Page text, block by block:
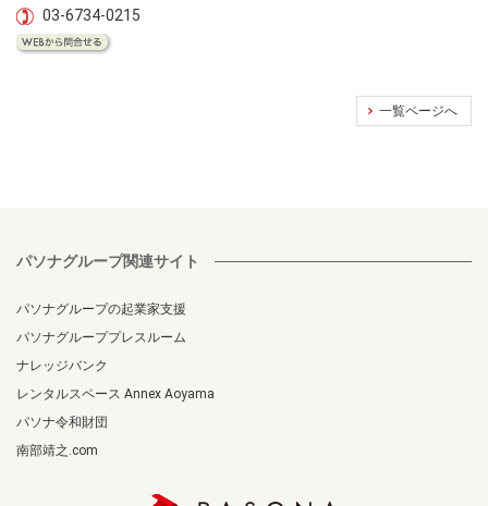
03-6734-0215
一覧ページへ
パソナグループ関連サイト
パソナグループの起業家支援
パソナグループプレスルーム
ナレッジバンク
レンタルスペース Annex Aoyama
パソナ令和財団
南部靖之.com